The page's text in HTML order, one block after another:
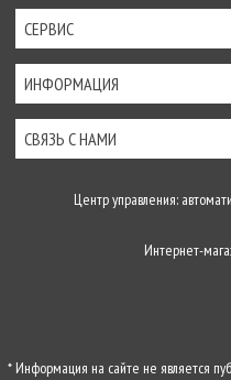
СЕРВИС
ИНФОРМАЦИЯ
СВЯЗЬ С НАМИ
Центр управления:
Интернет-
* Информация на сайте не является